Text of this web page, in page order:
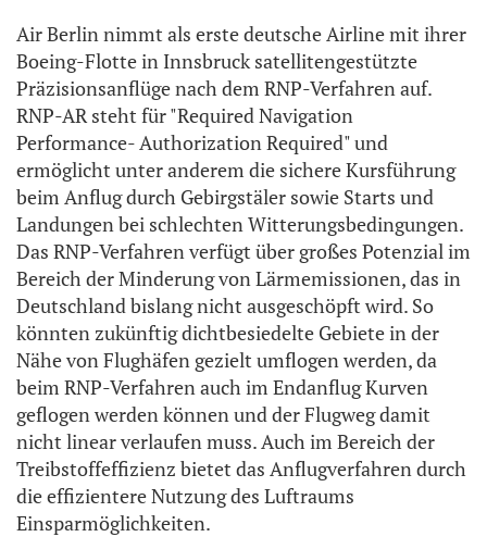
Air Berlin nimmt als erste deutsche Airline mit ihrer
Boeing-Flotte in Innsbruck satellitengestützte
Präzisionsanflüge nach dem RNP-Verfahren auf.
RNP-AR steht für "Required Navigation
Performance- Authorization Required" und
ermöglicht unter anderem die sichere Kursführung
beim Anflug durch Gebirgstäler sowie Starts und
Landungen bei schlechten Witterungsbedingungen.
Das RNP-Verfahren verfügt über großes Potenzial im
Bereich der Minderung von Lärmemissionen, das in
Deutschland bislang nicht ausgeschöpft wird. So
könnten zukünftig dichtbesiedelte Gebiete in der
Nähe von Flughäfen gezielt umflogen werden, da
beim RNP-Verfahren auch im Endanflug Kurven
geflogen werden können und der Flugweg damit
nicht linear verlaufen muss. Auch im Bereich der
Treibstoffeffizienz bietet das Anflugverfahren durch
die effizientere Nutzung des Luftraums
Einsparmöglichkeiten.